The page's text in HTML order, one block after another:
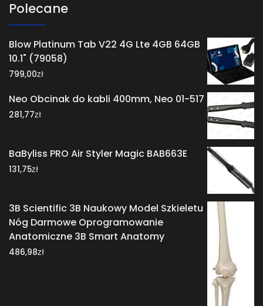
Polecane
Blow Platinum Tab V22 4G Lte 4GB 64GB
10.1" (79058)
799,00zł
Neo Obcinak do kabli 400mm, Neo 01-517
281,77zł
BaByliss PRO Air Styler Magic BAB663E
131,75zł
3B Scientific 3B Naukowy Model Szkieletu
Nóg Darmowe Oprogramowanie
Anatomiczne 3B Smart Anatomy
486,98zł